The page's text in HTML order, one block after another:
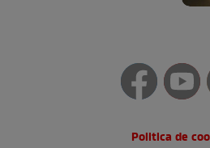
Politica de